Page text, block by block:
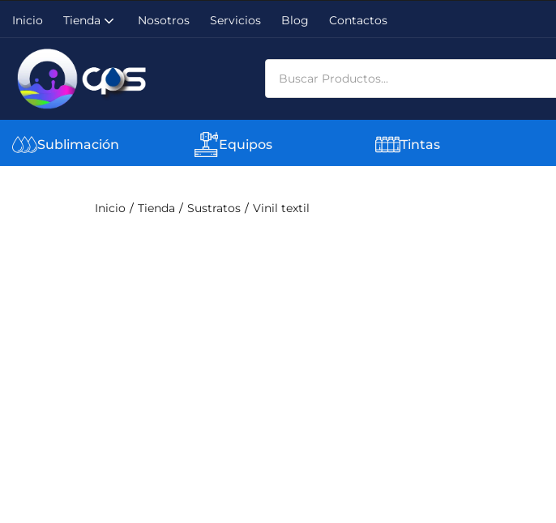
Inicio Tienda Nosotros Servicios Blog Contactos
Sublimación Equipos Tintas
Inicio Tienda Sustratos Vinil textil